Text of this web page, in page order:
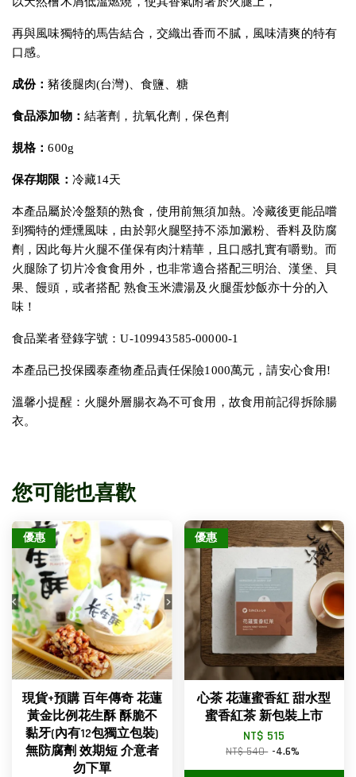
再與風味獨特的馬告結合，交織出香而不膩，風味清爽的特有
口感。
成份：豬後腿肉(台灣)、食鹽、糖
食品添加物： 結著劑，抗氧化劑，保色劑
規格：600g
保存期限： 冷藏14天
本產品屬於冷盤類的熟食，使用前無須加熱。冷藏後更能品嚐
到獨特的煙燻風味，由於郭火腿堅持不添加澱粉、香料及防腐
劑，因此每片火腿不僅保有肉汁精華，且口感扎實有嚼勁。而
火腿除了切片冷食食用外，也非常適合搭配三明治、漢堡、貝
果、饅頭，或者搭配 熟食玉米濃湯及火腿蛋炒飯亦十分的入
味！
食品業者登錄字號：U-109943585-00000-1
本產品已投保國泰產物產品責任保險1000萬元，請安心食用!
溫馨小提醒：火腿外層腸衣為不可食用，故食用前記得拆除腸
衣。
您可能也喜歡
優惠
現貨+預購 百年傳奇 花蓮
黃金比例花生酥 酥脆不
黏牙(內有12包獨立包裝)
無防腐劑 效期短 介意者
勿下單
優惠
心茶 花蓮蜜香紅 甜水型
蜜香紅茶 新包裝上市
NT$ 515
NT$ 540 -4.6%